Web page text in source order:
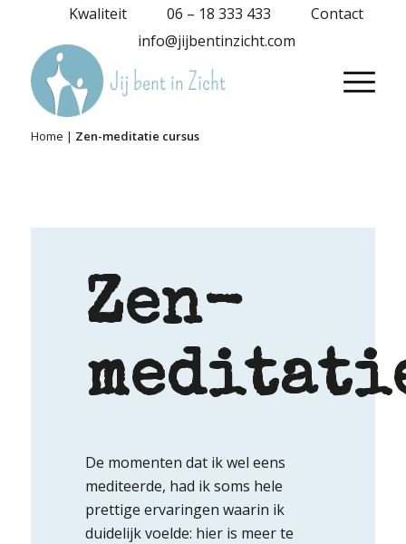
Kwaliteit 06 – 18 333 433
Contact
info@jijbentinzicht.com
Home | Zen-meditatie cursus
Zen-
De momenten dat ik wel eens
mediteerde, had ik soms hele
prettige ervaringen waarin ik
duidelijk voelde: hier is meer te